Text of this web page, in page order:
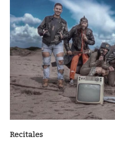
Recitales